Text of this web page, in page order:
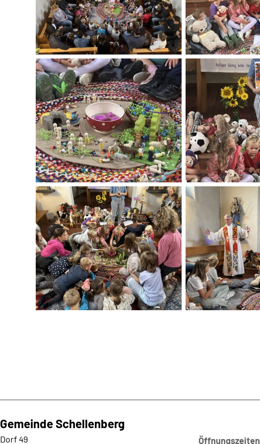
Gemeinde Schellenberg
Dorf 49 Öffnungszeiten